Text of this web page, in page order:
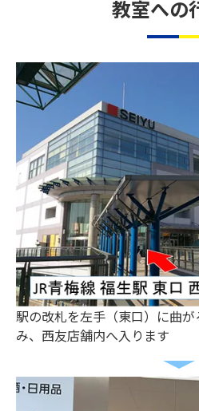
教室への
駅の改札を左手（東口）に曲
み、西友店舗内へ入ります